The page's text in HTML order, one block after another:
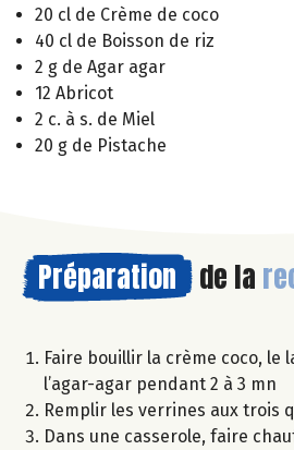
20 cl de Crème de coco
40 cl de Boisson de riz
2 g de Agar agar
12 Abricot
2 c. à s. de Miel
20 g de Pistache
Préparation de la
Faire bouillir la crème coco, le
l’agar-agar pendant 2 à 3 mn
Remplir les verrines aux trois
Dans une casserole, faire